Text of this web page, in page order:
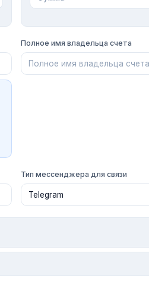
Полное имя владельца счета
Тип мессенджера для связи